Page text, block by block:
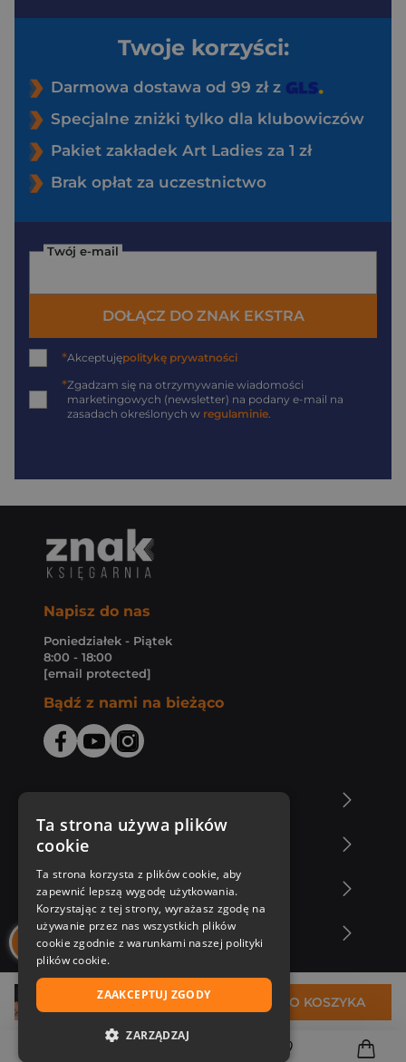
33,99 zł DO KOSZYKA
Twoje korzyści:
Darmowa dostawa od 99 zł z
Specjalne zniżki tylko dla klubowiczów
Pakiet zakładek Art Ladies za 1 zł
Brak opłat za uczestnictwo
Twój e-mail
DOŁĄCZ DO ZNAK EKSTRA
*Akceptujępolitykę prywatności
*Zgadzam się na otrzymywanie wiadomości
marketingowych (newsletter) na podany e-mail na
zasadach określonych w regulaminie.
Napisz do nas
Poniedziałek - Piątek
8:00 - 18:00
[email protected]
Bądź z nami na bieżąco
Zakupy u nas
Nasza oferta
Nasi autorzy
Ta strona używa plików
cookie
Ta strona korzysta z plików cookie, aby
zapewnić lepszą wygodę użytkowania.
Korzystając z tej strony, wyrażasz zgodę na
używanie przez nas wszystkich plików
cookie zgodnie z warunkami naszej polityki
plików cookie.
ZAAKCEPTUJ ZGODY
ZARZĄDZAJ